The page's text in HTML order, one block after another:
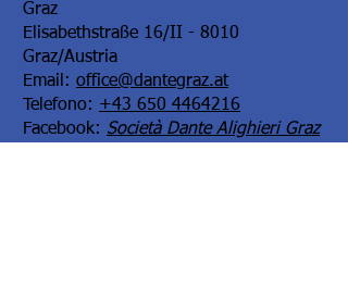
Graz
Elisabethstraße 16/II - 8010
Graz/Austria
Email: office@dantegraz.at
Telefono: +43 650 4464216
Facebook: Società Dante Alighieri Graz